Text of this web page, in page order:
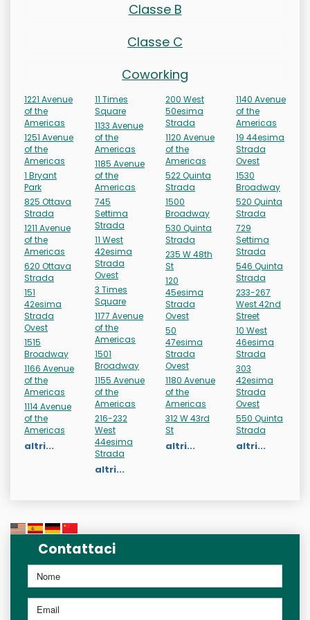
Classe B
Classe C
Coworking
1221 Avenue
of the
Americas
1251 Avenue
of the
Americas
1 Bryant
Park
825 Ottava
Strada
1211 Avenue
of the
Americas
620 Ottava
Strada
151
42esima
Strada
Ovest
1515
Broadway
1166 Avenue
of the
Americas
1114 Avenue
of the
Americas
altri...
11 Times
Square
1133 Avenue
of the
Americas
1185 Avenue
of the
Americas
745
Settima
Strada
11 West
42esima
Strada
Ovest
3 Times
Square
1177 Avenue
of the
Americas
1501
Broadway
1155 Avenue
of the
Americas
216-232
West
44esima
Strada
altri...
200 West
50esima
Strada
1120 Avenue
of the
Americas
522 Quinta
Strada
1500
Broadway
530 Quinta
Strada
235 W 48th
St
120
45esima
Strada
Ovest
50
47esima
Strada
Ovest
1180 Avenue
of the
Americas
312 W 43rd
St
altri...
1140 Avenue
of the
Americas
19 44esima
Strada
Ovest
1530
Broadway
520 Quinta
Strada
729
Settima
Strada
546 Quinta
Strada
233-267
West 42nd
Street
10 West
46esima
Strada
303
42esima
Strada
Ovest
550 Quinta
Strada
altri...
Contattaci